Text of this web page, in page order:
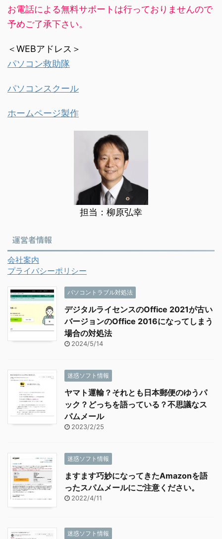
お電話による無料サポートは行っておりませんので
予めご了承下さい。
＜WEBアドレス＞
パソコン救助隊
パソコンスクール
ホームページ製作
担当：柳原弘幸
運営者情報
会社案内
プライバシーポリシー
パソコントラブル対処法
デジタルライセンスのOffice 2021が古い
バージョンのOffice 2016になってしまう
場合の対処法
2024/5/14
迷惑ソフト情報
ヤマト運輸？それとも日本郵便のゆうパ
ック？どっちを語っている？不思議なス
パムメール
2023/2/25
迷惑ソフト情報
ますます巧妙になってきたAmazonを語
ったスパムメールにご注意ください。
2022/4/11
迷惑ソフト情報